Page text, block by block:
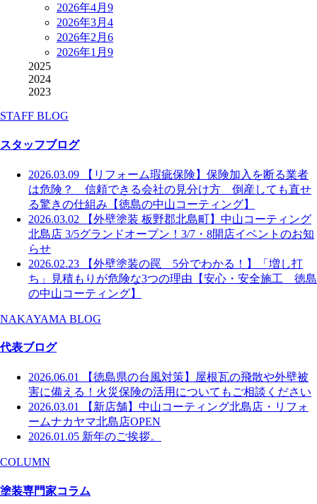
2026年4月 9
2026年3月 4
2026年2月 6
2026年1月 9
2025
2024
2023
STAFF BLOG
スタッフブログ
2026.03.09
【リフォーム瑕疵保険】保険加入を断る業者
は危険？ 信頼できる会社の見分け方 倒産しても直せ
る驚きの仕組み【徳島の中山コーティング】
2026.03.02
【外壁塗装 板野郡北島町】中山コーティング
北島店 3/5グランドオープン！3/7・8開店イベントのお知
らせ
2026.02.23
【外壁塗装の罠 5分でわかる！】「増し打
ち」見積もりが危険な3つの理由【安心・安全施工 徳島
の中山コーティング】
NAKAYAMA BLOG
代表ブログ
2026.06.01
【徳島県の台風対策】屋根瓦の飛散や外壁被
害に備える！火災保険の活用についてもご相談ください
2026.03.01
【新店舗】中山コーティング北島店・リフォ
ームナカヤマ北島店OPEN
2026.01.05 新年のご挨拶。
COLUMN
塗装専門家コラム